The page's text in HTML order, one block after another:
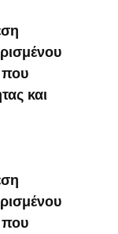
που
και
που